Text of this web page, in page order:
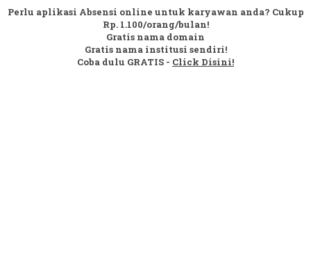
Perlu aplikasi Absensi online untuk karyawan anda? Cukup
Rp. 1.100/orang/bulan!
Gratis nama domain
Gratis nama institusi sendiri!
Coba dulu GRATIS - Click Disini!